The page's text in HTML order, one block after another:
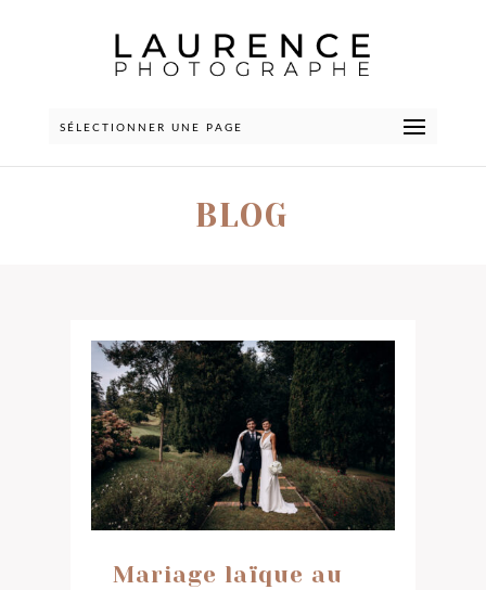
SÉLECTIONNER UNE PAGE
BLOG
Mariage laïque au